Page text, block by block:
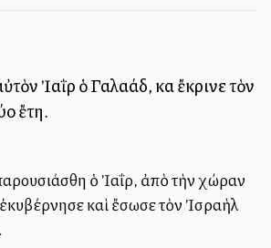
Ἰαῒρ ὁ Γαλαάδ, καὶ ἔκρινε τὸν
ἔτη.
ὁ Ἰαΐρ, ἀπὸ τὴν χώραν
καὶ ἔσωσε τὸν Ἰσραὴλ